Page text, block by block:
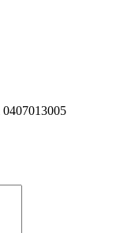
0407013005